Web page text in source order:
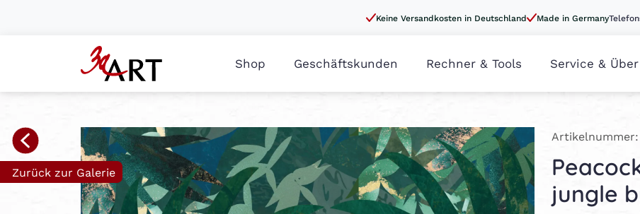
Keine Versandkosten in Deutschland Made in Germany
Shop Geschäftskunden Rechner & Tools Service &
Zurück zur Galerie
Artikelnummer:
jungle